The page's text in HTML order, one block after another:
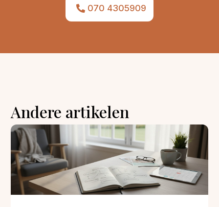
070 4305909
Andere artikelen